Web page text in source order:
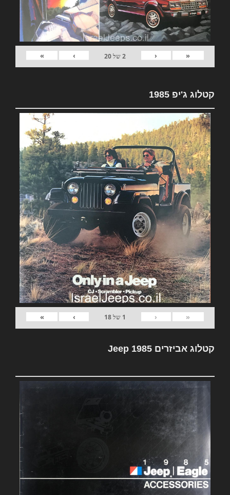
«
‹
2של20
›
»
קטלוג ג'יפ 1985
«
‹
1 של18
›
»
קטלוג אביזרים Jeep 1985